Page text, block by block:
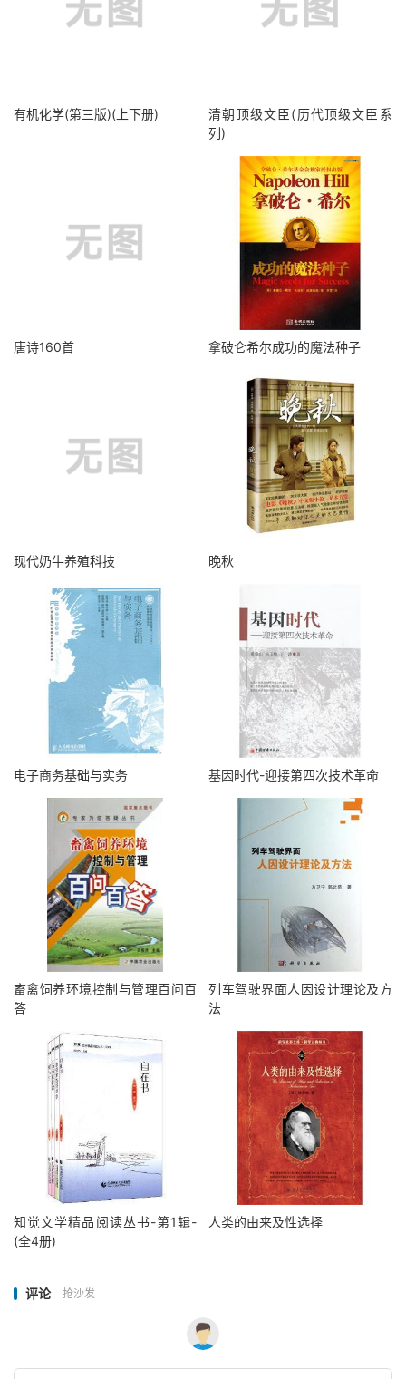
有机化学(第三版)(上下册)
清朝顶级文臣(历代顶级文臣系
列)
唐诗160首 拿破仑希尔成功的魔法种子
现代奶牛养殖科技 晚秋
电子商务基础与实务 基因时代-迎接第四次技术革命
畜禽饲养环境控制与管理百问百
答
列车驾驶界面人因设计理论及方
法
知觉文学精品阅读丛书-第1辑-
(全4册)
人类的由来及性选择
评论 抢沙发